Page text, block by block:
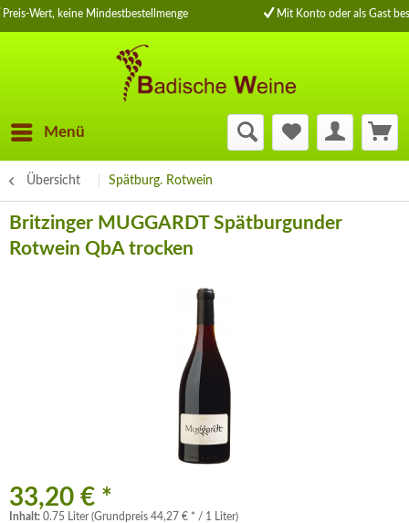
Preis-Wert, keine Mindestbestellmenge Mit Konto oder als Gast
Menü
Übersicht Spätburg. Rotwein
Britzinger MUGGARDT Spätburgunder
Rotwein QbA trocken
33,20 € *
Inhalt: 0.75 Liter (Grundpreis 44,27 € * / 1 Liter)